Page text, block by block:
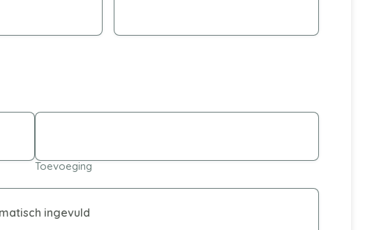
Toevoeging